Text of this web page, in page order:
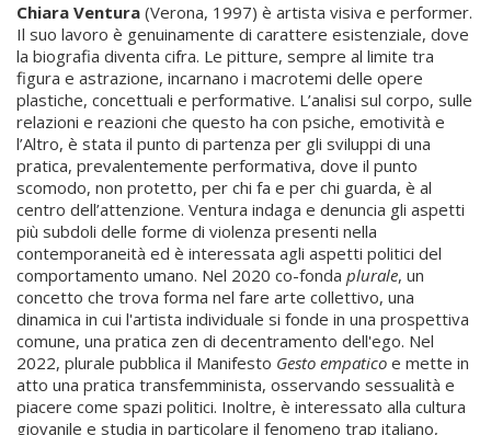
Chiara Ventura (Verona, 1997) è artista visiva e performer.
Il suo lavoro è genuinamente di carattere esistenziale, dove
la biografia diventa cifra. Le pitture, sempre al limite tra
figura e astrazione, incarnano i macrotemi delle opere
plastiche, concettuali e performative. L’analisi sul corpo, sulle
relazioni e reazioni che questo ha con psiche, emotività e
l’Altro, è stata il punto di partenza per gli sviluppi di una
pratica, prevalentemente performativa, dove il punto
scomodo, non protetto, per chi fa e per chi guarda, è al
centro dell’attenzione. Ventura indaga e denuncia gli aspetti
più subdoli delle forme di violenza presenti nella
contemporaneità ed è interessata agli aspetti politici del
comportamento umano. Nel 2020 co-fonda plurale, un
concetto che trova forma nel fare arte collettivo, una
dinamica in cui l'artista individuale si fonde in una prospettiva
comune, una pratica zen di decentramento dell'ego. Nel
2022, plurale pubblica il Manifesto Gesto empatico e mette in
atto una pratica transfemminista, osservando sessualità e
piacere come spazi politici. Inoltre, è interessato alla cultura
giovanile e studia in particolare il fenomeno trap italiano,